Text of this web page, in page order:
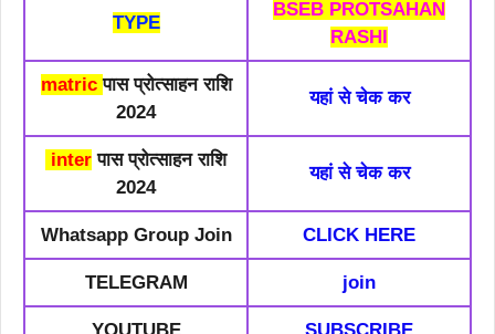
TYPE
BSEB PROTSAHAN
RASHI
matricपास प्रोत्साहन राशि
2024
यहां से चेक कर
inter पास प्रोत्साहन राशि
2024
यहां से चेक कर
Whatsapp Group Join CLICK HERE
TELEGRAM join
YOUTUBE SUBSCRIBE